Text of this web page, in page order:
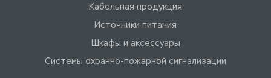
Кабельная продукция
Источники питания
Шкафы и аксессуары
Системы охранно-пожарной сигнализации